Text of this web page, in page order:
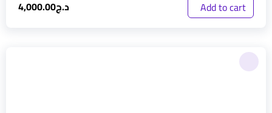
د.ج4,000.00 Add to cart